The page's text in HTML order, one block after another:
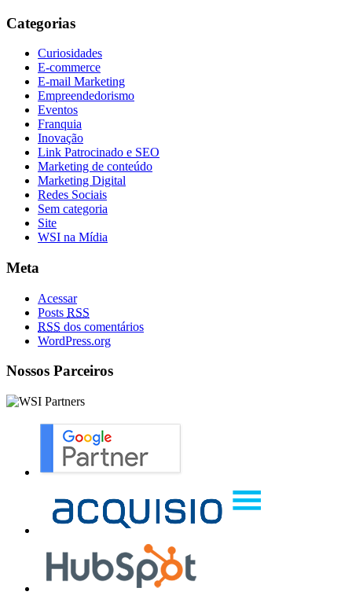
Categorias
Curiosidades
E-commerce
E-mail Marketing
Empreendedorismo
Eventos
Franquia
Inovação
Link Patrocinado e SEO
Marketing de conteúdo
Marketing Digital
Redes Sociais
Sem categoria
Site
WSI na Mídia
Meta
Acessar
Posts RSS
RSS dos comentários
WordPress.org
Nossos Parceiros